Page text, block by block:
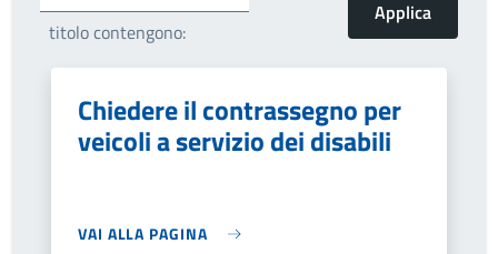
titolo contengono:
Chiedere il contrassegno per
veicoli a servizio dei disabili
VAI ALLA PAGINA